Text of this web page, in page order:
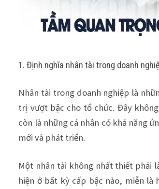
1. Định nghĩa nhân tài trong doanh
Nhân tài trong doanh nghiệp là
trị vượt bậc cho tổ chức. Đây
còn là những cá nhân có khả năng
mới và phát triển.
Một nhân tài không nhất thiết phải
hiện ở bất kỳ cấp bậc nào, miễn là